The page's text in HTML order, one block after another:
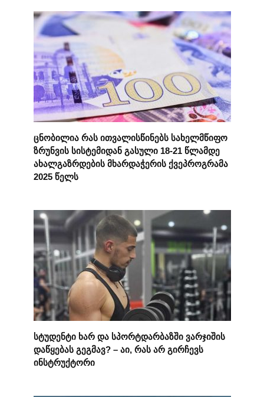
ცნობილია რას ითვალისწინებს სახელმწიფო
ზრუნვის სისტემიდან გასული 18-21 წლამდე
ახალგაზრდების მხარდაჭერის ქვეპროგრამა
2025 წელს
სტუდენტი ხარ და სპორტდარბაზში ვარჯიშის
დაწყებას გეგმავ? – აი, რას არ გირჩევს
ინსტრუქტორი